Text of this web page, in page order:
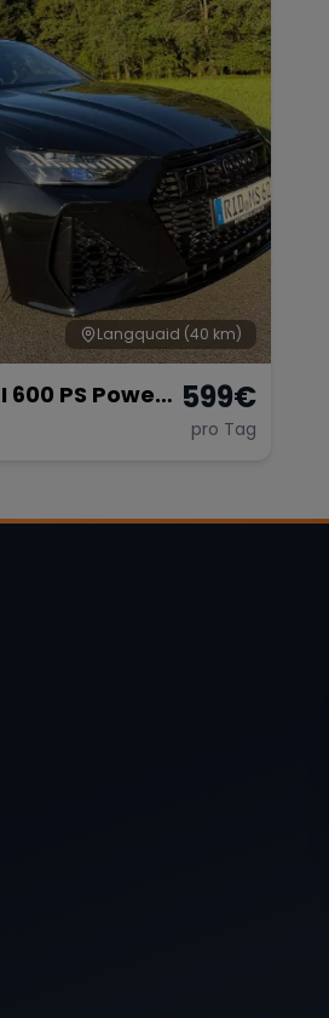
Langquaid (40 km)
600 PS Power- 599€
pro Tag